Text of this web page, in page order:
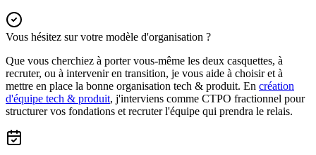
Vous hésitez sur votre modèle d'organisation ?
Que vous cherchiez à porter vous-même les deux casquettes, à
recruter, ou à intervenir en transition, je vous aide à choisir et à
mettre en place la bonne organisation tech & produit. En création
d'équipe tech & produit, j'interviens comme CTPO fractionnel pour
structurer vos fondations et recruter l'équipe qui prendra le relais.